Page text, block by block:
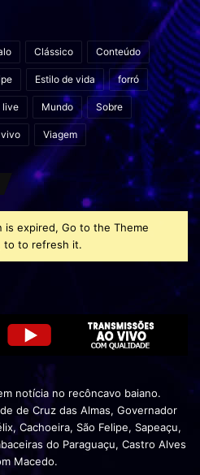
Clássico Conteúdo
Estilo de vida forró
live Mundo Sobre
vivo Viagem
is expired, Go to the Theme
to to refresh it.
notícia no recôncavo baiano.
de Cruz das Almas, Governador
Cachoeira, São Felipe, Sapeaçu,
do Paraguaçu, Castro Alves
Macedo.